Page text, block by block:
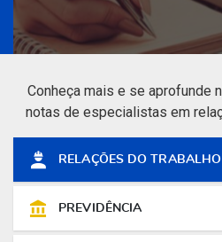
Conheça mais e se aprofunde
notas de especialistas em
RELAÇÕES DO
PREVIDÊNCIA